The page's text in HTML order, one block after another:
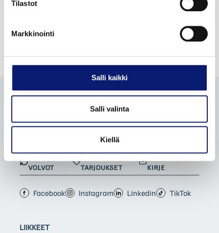
Tilastot
Markkinointi
Salli kaikki
Salli valinta
Kiellä
VOLVOT
TARJOUKSET
KIRJE
Facebook Instagram Linkedin TikTok
LIIKKEET